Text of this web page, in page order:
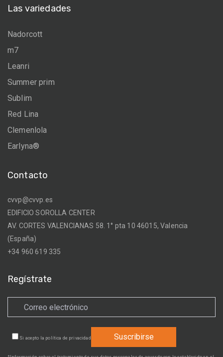
Las variedades
Nadorcott
m7
Leanri
Summer prim
Sublim
Red Lina
Clemenlola
Earlyna®
Contacto
cvvp@cvvp.es
EDIFICIO SOROLLA CENTER
AV. CORTES VALENCIANAS 58. 1° pta 10 46015, Valencia
(España)
+34 960 619 335
Regístrate
Si acepto la política de privacidad